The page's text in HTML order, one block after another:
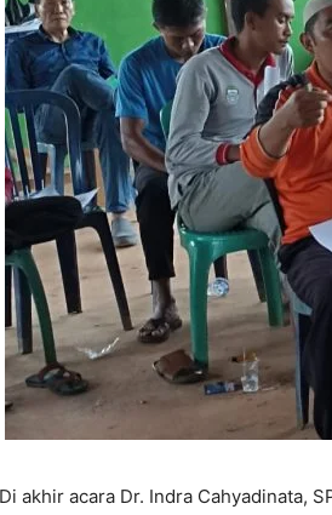
Di akhir acara Dr. Indra Cahyadinata,